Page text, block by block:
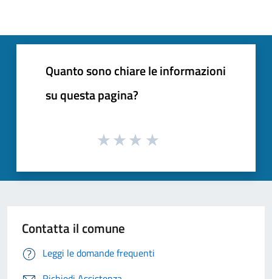
Quanto sono chiare le informazioni
su questa pagina?
Contatta il comune
Leggi le domande frequenti